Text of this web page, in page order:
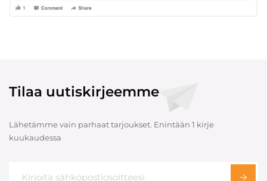
Tilaa uutiskirjeemme
Lähetämme vain parhaat tarjoukset. Enintään 1 kirje
kuukaudessa